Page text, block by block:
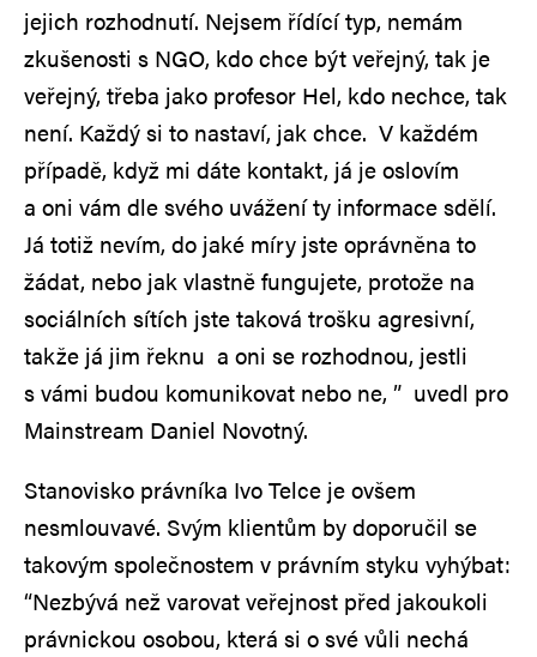
jejich rozhodnutí. Nejsem řídící typ, nemám
zkušenosti s NGO, kdo chce být veřejný, tak je
veřejný, třeba jako profesor Hel, kdo nechce, tak
není. Každý si to nastaví, jak chce. V každém
případě, když mi dáte kontakt, já je oslovím
a oni vám dle svého uvážení ty informace sdělí.
Já totiž nevím, do jaké míry jste oprávněna to
žádat, nebo jak vlastně fungujete, protože na
sociálních sítích jste taková trošku agresivní,
takže já jim řeknu a oni se rozhodnou, jestli
s vámi budou komunikovat nebo ne, ” uvedl pro
Mainstream Daniel Novotný.
Stanovisko právníka Ivo Telce je ovšem
nesmlouvavé. Svým klientům by doporučil se
takovým společnostem v právním styku vyhýbat:
“Nezbývá než varovat veřejnost před jakoukoli
právnickou osobou, která si o své vůli nechá